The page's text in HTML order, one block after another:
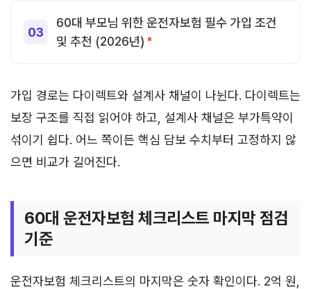
60대 부모님 위한 운전자보험 필수 가입 조건
및 추천 (2026년)
가입 경로는 다이렉트와 설계사 채널이 나뉜다. 다이렉트는
보장 구조를 직접 읽어야 하고, 설계사 채널은 부가특약이
섞이기 쉽다. 어느 쪽이든 핵심 담보 수치부터 고정하지 않
으면 비교가 길어진다.
60대 운전자보험 체크리스트 마지막 점검
기준
운전자보험 체크리스트의 마지막은 숫자 확인이다. 2억 원,